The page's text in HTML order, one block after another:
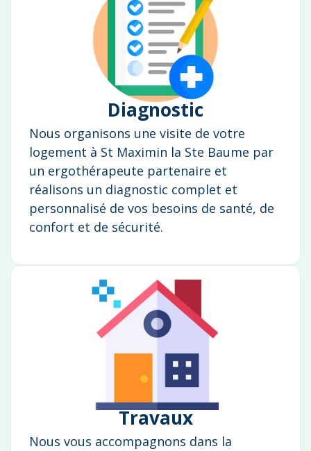
Diagnostic
Nous organisons une visite de votre
logement à St Maximin la Ste Baume par
un ergothérapeute partenaire et
réalisons un diagnostic complet et
personnalisé de vos besoins de santé, de
confort et de sécurité.
Travaux
Nous vous accompagnons dans la